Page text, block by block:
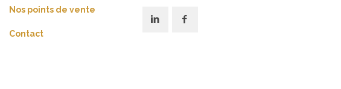
Nos points de vente
Contact